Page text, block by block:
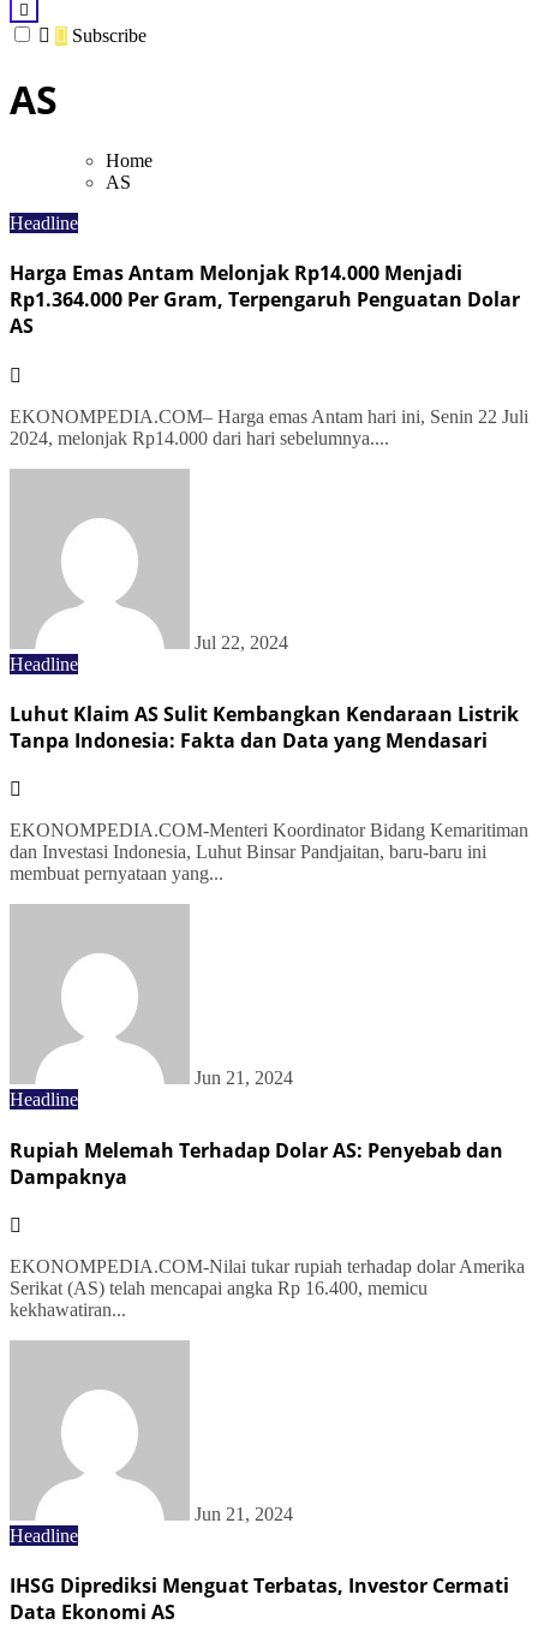
Subscribe
AS
Home
AS
Headline
Harga Emas Antam Melonjak Rp14.000 Menjadi
Rp1.364.000 Per Gram, Terpengaruh Penguatan Dolar
AS
EKONOMPEDIA.COM– Harga emas Antam hari ini, Senin 22 Juli
2024, melonjak Rp14.000 dari hari sebelumnya....
Jul 22, 2024
Headline
Luhut Klaim AS Sulit Kembangkan Kendaraan Listrik
Tanpa Indonesia: Fakta dan Data yang Mendasari
EKONOMPEDIA.COM-Menteri Koordinator Bidang Kemaritiman
dan Investasi Indonesia, Luhut Binsar Pandjaitan, baru-baru ini
membuat pernyataan yang...
Jun 21, 2024
Headline
Rupiah Melemah Terhadap Dolar AS: Penyebab dan
Dampaknya
EKONOMPEDIA.COM-Nilai tukar rupiah terhadap dolar Amerika
Serikat (AS) telah mencapai angka Rp 16.400, memicu
kekhawatiran...
Jun 21, 2024
Headline
IHSG Diprediksi Menguat Terbatas, Investor Cermati
Data Ekonomi AS